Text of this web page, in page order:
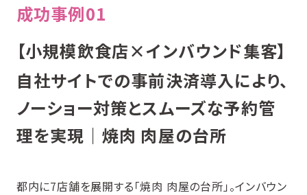
成功事例01
【小規模飲食店×インバウンド集客】
自社サイトでの事前決済導入により、
ノーショー対策とスムーズな予約管
理を実現｜焼肉 肉屋の台所
都内に7店舗を展開する「焼肉 肉屋の台所」。インバウン